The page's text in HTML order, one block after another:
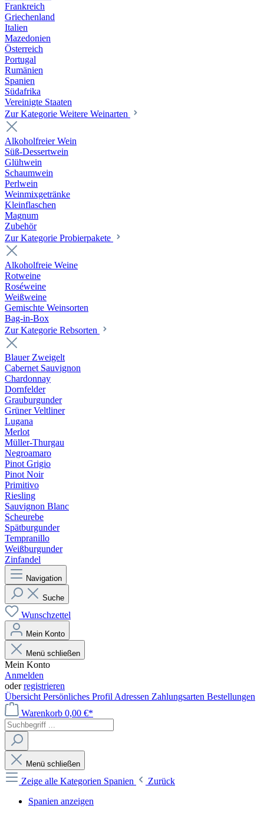
Frankreich
Griechenland
Italien
Mazedonien
Österreich
Portugal
Rumänien
Spanien
Südafrika
Vereinigte Staaten
Zur Kategorie Weitere Weinarten
Alkoholfreier Wein
Süß-Dessertwein
Glühwein
Schaumwein
Perlwein
Weinmixgetränke
Kleinflaschen
Magnum
Zubehör
Zur Kategorie Probierpakete
Alkoholfreie Weine
Rotweine
Roséweine
Weißweine
Gemischte Weinsorten
Bag-in-Box
Zur Kategorie Rebsorten
Blauer Zweigelt
Cabernet Sauvignon
Chardonnay
Dornfelder
Grauburgunder
Grüner Veltliner
Lugana
Merlot
Müller-Thurgau
Negroamaro
Pinot Grigio
Pinot Noir
Primitivo
Riesling
Sauvignon Blanc
Scheurebe
Spätburgunder
Tempranillo
Weißburgunder
Zinfandel
Navigation
Suche
Wunschzettel
Mein Konto
Menü schließen
Mein Konto
Anmelden
oderregistrieren
Übersicht Persönliches Profil Adressen Zahlungsarten Bestellungen
Warenkorb 0,00 €*
Menü schließen
Zeige alle Kategorien Spanien
Zurück
Spanien anzeigen